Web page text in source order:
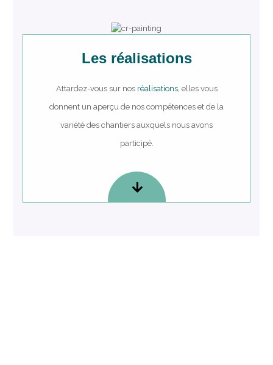
Les réalisations
Attardez-vous sur nos réalisations, elles vous
donnent un aperçu de nos compétences et de la
variété des chantiers auxquels nous avons
participé.